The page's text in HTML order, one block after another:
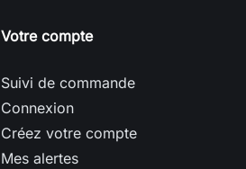
Votre compte
Suivi de commande
Connexion
Créez votre compte
Mes alertes